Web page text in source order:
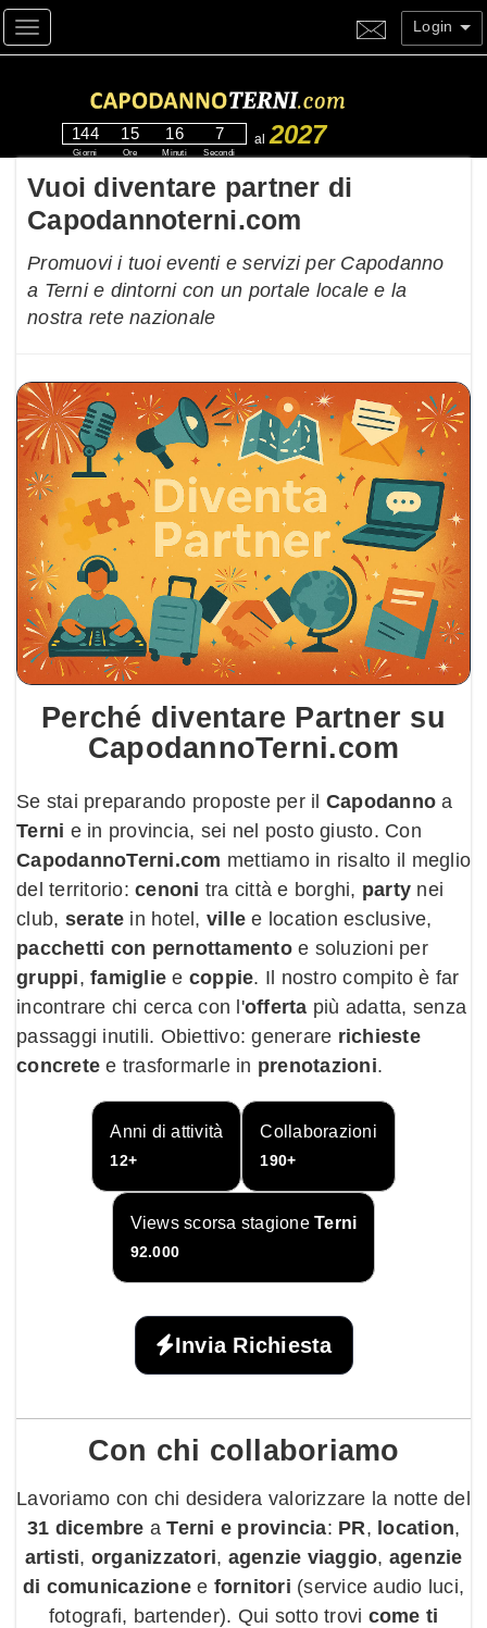
Toggle navigation Login
144
Giorni
15
Ore
16
Minuti
6
Secondi
al 2027
Vuoi diventare partner di
Capodannoterni.com
Promuovi i tuoi eventi e servizi per Capodanno
a Terni e dintorni con un portale locale e la
nostra rete nazionale
Perché diventare Partner su
CapodannoTerni.com
Se stai preparando proposte per il Capodanno a
Terni e in provincia, sei nel posto giusto. Con
CapodannoTerni.com mettiamo in risalto il meglio
del territorio: cenoni tra città e borghi, party nei
club, serate in hotel, ville e location esclusive,
pacchetti con pernottamentoe soluzioni per
gruppi, famiglie e coppie. Il nostro compito è far
incontrare chi cerca con l'offerta più adatta, senza
passaggi inutili. Obiettivo: generare richieste
concrete e trasformarle in prenotazioni.
Anni di attività
12+
Collaborazioni
190+
Views scorsa stagioneTerni
92.000
Invia Richiesta
Con chi collaboriamo
Lavoriamo con chi desidera valorizzare la notte del
31 dicembre aTerni e provincia: PR, location,
artisti, organizzatori, agenzie viaggio, agenzie
di comunicazionee fornitori (service audio luci,
fotografi, bartender). Qui sotto trovi come ti